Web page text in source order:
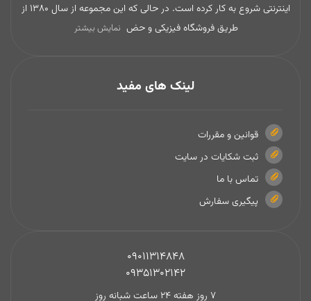
اینترنتی شروع به کار کرده است. در حالی که این مجموعه از سال 1380 از
طریق فروشگاه فیزیکی و حض نمایش بیشتر
لینک های مفید
قوانین و مقررات
ثبت شکایات در سایت
تماس با ما
پیگیری سفارش
09011314848
09351302142
7 روز هفته 24 ساعت شبانه روز